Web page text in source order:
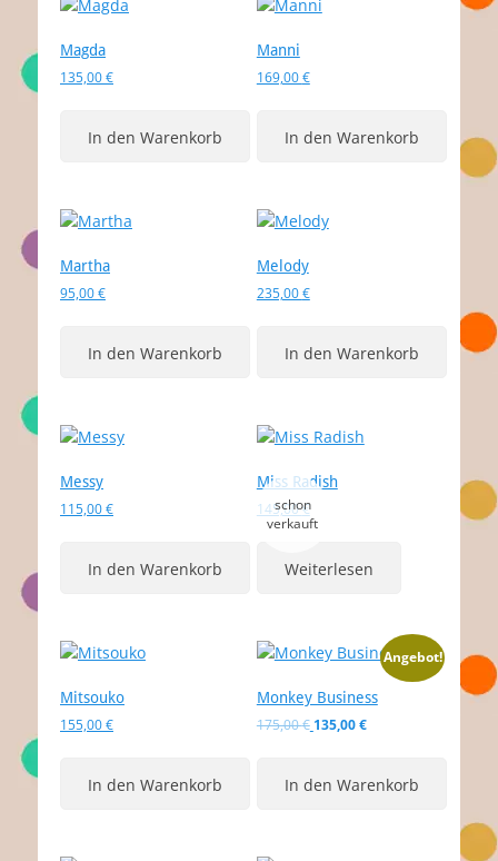
Magda
135,00€
In den Warenkorb
Manni
169,00€
In den Warenkorb
Martha
95,00€
In den Warenkorb
Melody
235,00€
In den Warenkorb
Messy
115,00€
In den Warenkorb
Miss Radish
145,00€
Weiterlesen
Mitsouko
155,00€
In den Warenkorb
Angebot!
Monkey Business
175,00€ Ursprünglicher
175,00 €
135,00€Aktueller
135,00 €.
In den Warenkorb